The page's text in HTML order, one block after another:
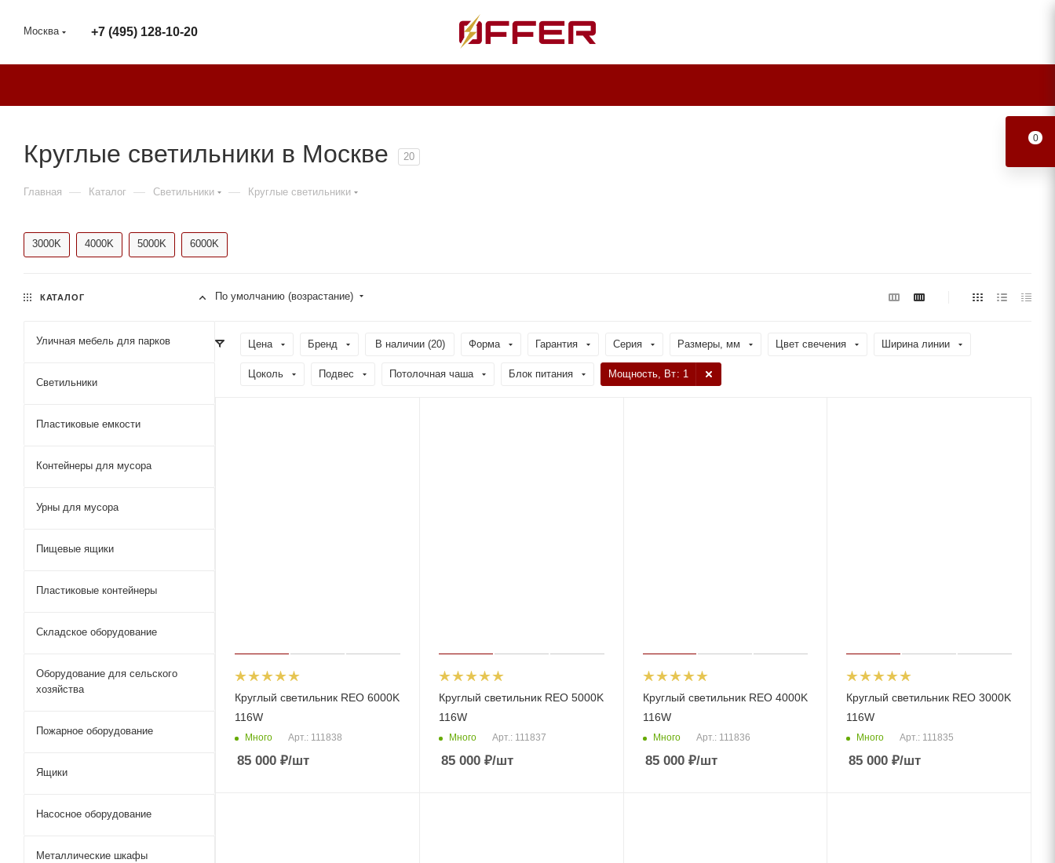
Москва +7 (495) 128-10-20
Круглые светильники в Москве 20
Главная — Каталог — Светильники — Круглые светильники
3000K 4000K 5000K 6000K
По умолчанию (возрастание)
Цена Бренд В наличии (20) Форма Гарантия Серия Размеры, мм Цвет свечения Ширина линии
Цоколь Подвес Потолочная чаша Блок питания Мощность, Вт: 1
Круглый светильник REO 6000K
116W
Много Арт.: 111838
85 000 ₽/шт
Круглый светильник REO 5000K
116W
Много Арт.: 111837
85 000₽/шт
Круглый светильник REO 4000K
116W
Много Арт.: 111836
85 000₽/шт
Круглый светильник REO 3000K
116W
Много Арт.: 111835
85 000 ₽/шт
КАТАЛОГ
Уличная мебель для парков
Светильники
Пластиковые емкости
Контейнеры для мусора
Урны для мусора
Пищевые ящики
Пластиковые контейнеры
Складское оборудование
Оборудование для сельского
хозяйства
Пожарное оборудование
Ящики
Насосное оборудование
Металлические шкафы
0